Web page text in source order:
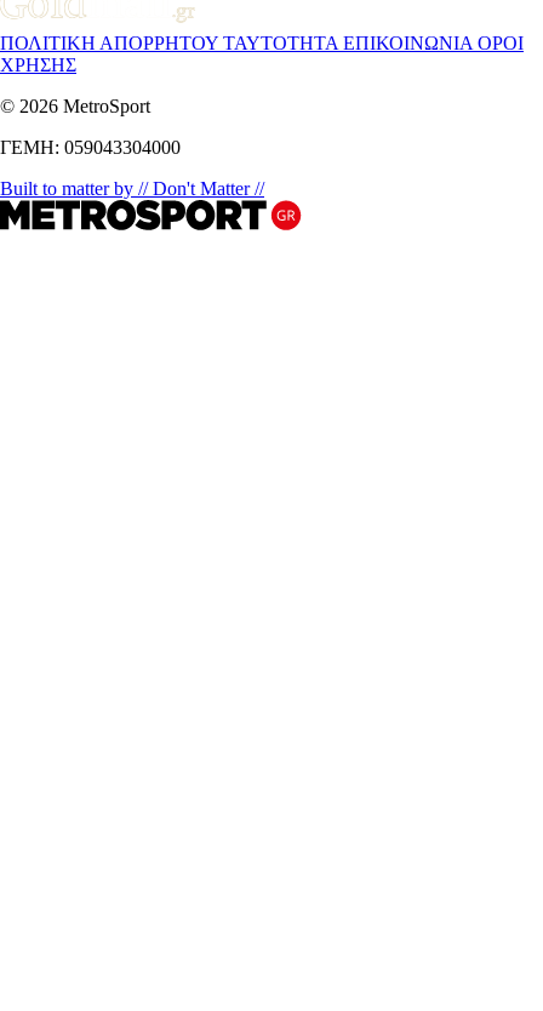
ΠΟΛΙΤΙΚΗ ΑΠΟΡΡΗΤΟΥ ΤΑΥΤΟΤΗΤΑ ΕΠΙΚΟΙΝΩΝΙΑ ΟΡΟΙ
ΧΡΗΣΗΣ
© 2026 MetroSport
ΓΕΜΗ: 059043304000
Built to matter by // Don't Matter //